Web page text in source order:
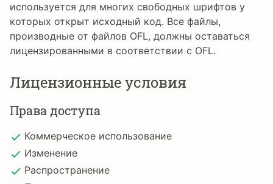
используется для многих свободных шрифтов у
которых открыт исходный код. Все файлы,
производные от файлов OFL, должны оставаться
лицензированными в соответствии с OFL.
Лицензионные условия
Права доступа
Коммерческое использование
Изменение
Распространение